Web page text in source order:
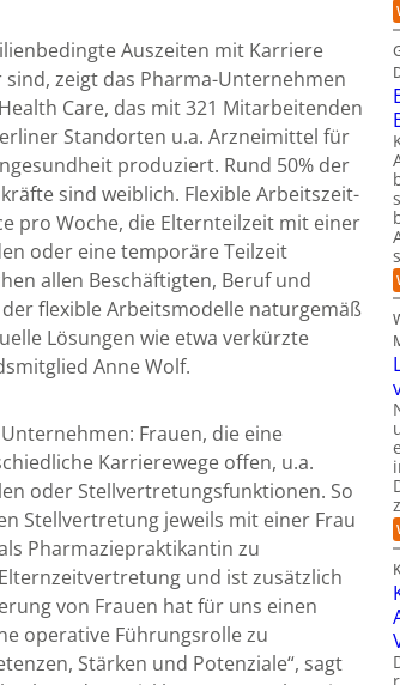
Auszeiten mit Karriere
sind, zeigt das Pharma-Unternehmen
Care, das mit 321 Mitarbeitenden
Standorten u.a. Arzneimittel für
produziert. Rund 50% der
sind weiblich. Flexible Arbeitszeit-
pro Woche, die Elternteilzeit mit einer
oder eine temporäre Teilzeit
allen Beschäftigten, Beruf und
flexible Arbeitsmodelle naturgemäß
Lösungen wie etwa verkürzte
Anne Wolf.
Frauen, die eine
Karrierewege offen, u.a.
oder Stellvertretungsfunktionen. So
Stellvertretung jeweils mit einer Frau
Pharmaziepraktikantin zu
und ist zusätzlich
von Frauen hat für uns einen
operative Führungsrolle zu
Stärken und Potenziale“, sagt